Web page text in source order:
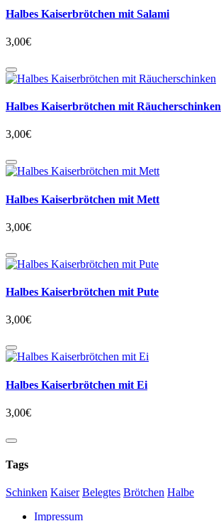
Halbes Kaiserbrötchen mit Salami
3,00€
Halbes Kaiserbrötchen mit Räucherschinken
3,00€
Halbes Kaiserbrötchen mit Mett
3,00€
Halbes Kaiserbrötchen mit Pute
3,00€
Halbes Kaiserbrötchen mit Ei
3,00€
Tags
Schinken Kaiser Belegtes Brötchen Halbe
Impressum